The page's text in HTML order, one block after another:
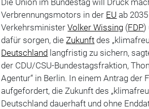
Die Union im Bundestag will Druck
Verbrennungsmotors in der EU ab
VerkehrsministerVolker Wissing (FDP)
dafür sorgen, dieZukunft des
Deutschland langfristig zu sichern,
der CDU/CSU-Bundestagsfraktion,
Agentur“ in Berlin. In einem Antrag der
aufgefordert, die Zukunft des
Deutschland dauerhaft und ohne